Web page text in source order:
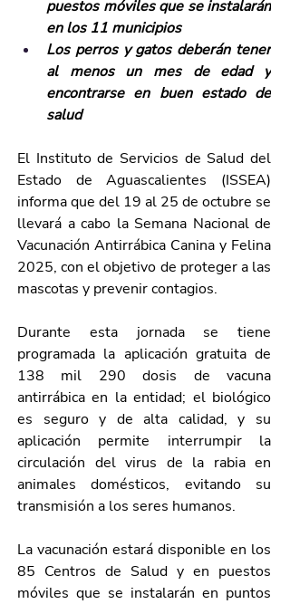
puestos móviles que se instalarán
en los 11 municipios
Los perros y gatos deberán tener
al menos un mes de edad y
encontrarse en buen estado de
salud
El Instituto de Servicios de Salud del
Estado de Aguascalientes (ISSEA)
informa que del 19 al 25 de octubre se
llevará a cabo la Semana Nacional de
Vacunación Antirrábica Canina y Felina
2025, con el objetivo de proteger a las
mascotas y prevenir contagios.
Durante esta jornada se tiene
programada la aplicación gratuita de
138 mil 290 dosis de vacuna
antirrábica en la entidad; el biológico
es seguro y de alta calidad, y su
aplicación permite interrumpir la
circulación del virus de la rabia en
animales domésticos, evitando su
transmisión a los seres humanos.
La vacunación estará disponible en los
85 Centros de Salud y en puestos
móviles que se instalarán en puntos